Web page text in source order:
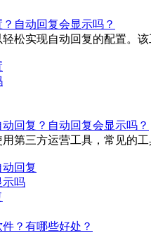
自动回复会显示吗？
松实现自动回复的配置。
回复？自动回复会显示吗？
第三方运营工具，常见的
回复
示吗
？有哪些好处？